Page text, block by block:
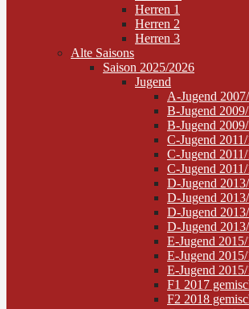
Herren 1
Herren 2
Herren 3
Alte Saisons
Saison 2025/2026
Jugend
A-Jugend
B-Jugend
B-Jugend
C-Jugend
C-Jugend
C-Jugend
D-Jugend
D-Jugend
D-Jugend
D-Jugend
E-Jugend
E-Jugend
E-Jugend
F1 2017
F2 2018